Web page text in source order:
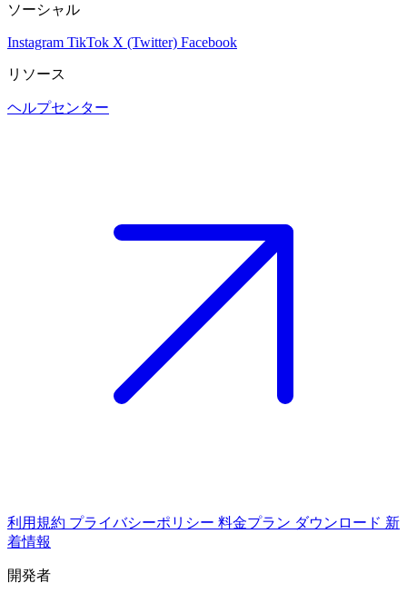
ソーシャル
Instagram TikTok X (Twitter) Facebook
リソース
ヘルプセンター
利用規約 プライバシーポリシー 料金プラン ダウンロード 新
着情報
開発者